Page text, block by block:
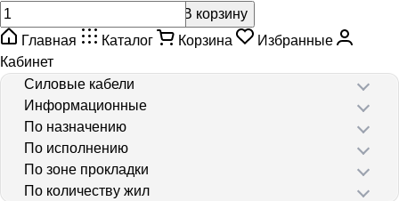
В корзину
Главная
Каталог Корзина
Избранные
Кабинет
Силовые кабели
Информационные
По назначению
По исполнению
По зоне прокладки
По количеству жил